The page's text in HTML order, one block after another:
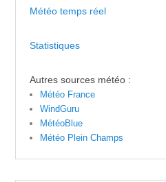
Météo temps réel
Statistiques
Autres sources météo :
Météo France
WindGuru
MétéoBlue
Météo Plein Champs